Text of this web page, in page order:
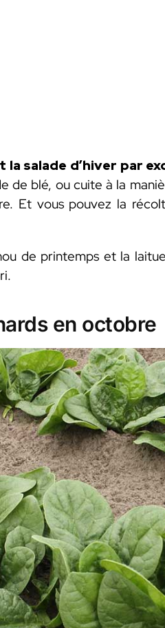
la salade d’hiver par
de blé, ou cuite à la
Et vous pouvez la
de printemps et la
en octobre